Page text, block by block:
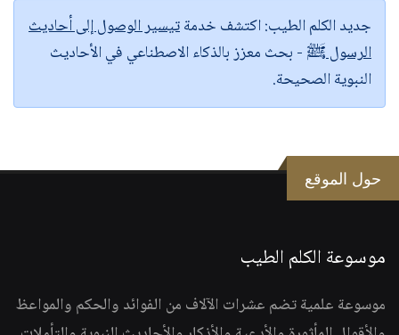
جديد الكلم الطيب:اكتشف خدمةتيسير الوصول إلى أحاديث
الرسول ﷺ - بحث معزز بالذكاء الاصطناعي في الأحاديث
النبوية الصحيحة.
حول الموقع
موسوعة الكلم الطيب
موسوعة علمية تضم عشرات الآلاف من الفوائد والحكم والمواعظ